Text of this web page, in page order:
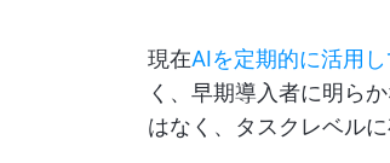
現在AIを定期的に活用
く、早期導入者に明ら
はなく、タスクレベルに